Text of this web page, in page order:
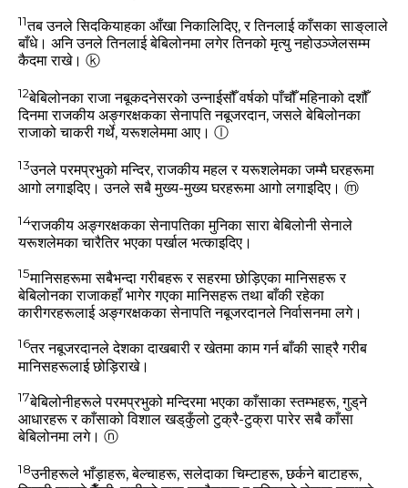
11तब उनले सिदकियाहका आँखा निकालिदिए, र तिनलाई काँसका साङ्‌लाले
बाँधे। अनि उनले तिनलाई बेबिलोनमा लगेर तिनको मृत्‍यु नहोउञ्‍जेलसम्‍म
कैदमा राखे। ⓚ
12बेबिलोनका राजा नबूकदनेसरको उन्‍नाईसौँ वर्षको पाँचौँ महिनाको दशौँ
दिनमा राजकीय अङ्गरक्षकका सेनापति नबूजरदान, जसले बेबिलोनका
राजाको चाकरी गर्थे, यरूशलेममा आए। ⓛ
13उनले परमप्रभुको मन्‍दिर, राजकीय महल र यरूशलेमका जम्‍मै घरहरूमा
आगो लगाइदिए। उनले सबै मुख्‍य-मुख्‍य घरहरूमा आगो लगाइदिए। ⓜ
14राजकीय अङ्गरक्षकका सेनापतिका मुनिका सारा बेबिलोनी सेनाले
यरूशलेमका चारैतिर भएका पर्खाल भत्‍काइदिए।
15मानिसहरूमा सबैभन्‍दा गरीबहरू र सहरमा छोड़िएका मानिसहरू र
बेबिलोनका राजाकहाँ भागेर गएका मानिसहरू तथा बाँकी रहेका
कारीगरहरूलाई अङ्गरक्षकका सेनापति नबूजरदानले निर्वासनमा लगे।
16तर नबूजरदानले देशका दाखबारी र खेतमा काम गर्न बाँकी साह्रै गरीब
मानिसहरूलाई छोड़िराखे।
17बेबिलोनीहरूले परमप्रभुको मन्‍दिरमा भएका काँसाका स्‍तम्‍भहरू, गुड्‌ने
आधारहरू र काँसाको विशाल खड्‌कुँलो टुक्रै-टुक्रा पारेर सबै काँसा
बेबिलोनमा लगे। ⓝ
18उनीहरूले भाँड़ाहरू, बेल्‍चाहरू, सलेदाका चिम्‍टाहरू, छर्कने बाटाहरू,